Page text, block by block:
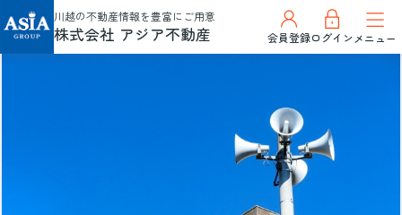
川越の不動産情報を豊富にご用意
株式会社 アジア不動産 会員登録ログインメニュー